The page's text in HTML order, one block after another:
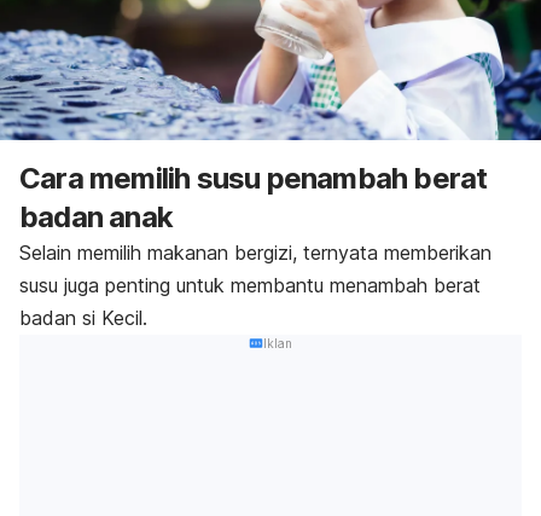
Cara memilih susu penambah berat
badan anak
Selain memilih makanan bergizi, ternyata memberikan
susu juga penting untuk membantu menambah berat
badan si Kecil.
Iklan